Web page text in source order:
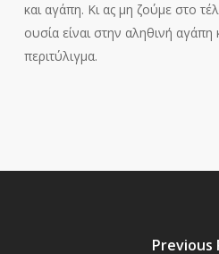
και αγάπη. Κι ας μη ζούμε στο
ουσία είναι στην αληθινή αγάπη
περιτύλιγμα.
Previous